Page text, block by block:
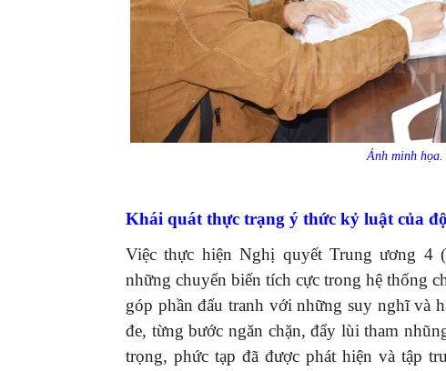
Ảnh minh
Khái quát thực trạng ý thức kỷ luật của
Việc thực hiện Nghị quyết Trung ương
những chuyển biến tích cực trong hệ thống
góp phần đấu tranh với những suy nghĩ và
đe, từng bước ngăn chặn, đẩy lùi tham
trọng, phức tạp đã được phát hiện và tập